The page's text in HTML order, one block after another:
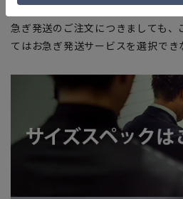
を完了できない場合がございます
急ぎ発送のご注文につきましても、
てはお急ぎ発送サービスを選択で